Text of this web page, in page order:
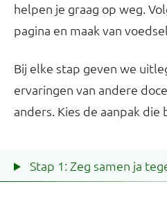
helpen je graag op weg.
pagina en maak van
Bij elke stap geven we
ervaringen van andere
anders. Kies de aanpak die
Stap 1: Zeg samen ja